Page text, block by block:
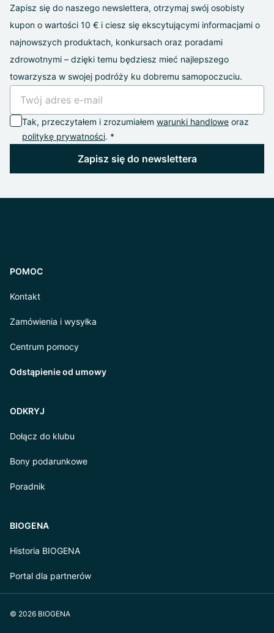
Zapisz się do naszego newslettera, otrzymaj swój osobisty
kupon o wartości 10 € i ciesz się ekscytującymi informacjami o
najnowszych produktach, konkursach oraz poradami
zdrowotnymi – dzięki temu będziesz mieć najlepszego
towarzysza w swojej podróży ku dobremu samopoczuciu.
Tak, przeczytałem i zrozumiałem warunki handlowe oraz
politykę prywatności. *
Zapisz się do newslettera
POMOC
Kontakt
Zamówienia i wysyłka
Centrum pomocy
Odstąpienie od umowy
ODKRYJ
Dołącz do klubu
Bony podarunkowe
Poradnik
BIOGENA
Historia BIOGENA
Portal dla partnerów
© 2026 BIOGENA